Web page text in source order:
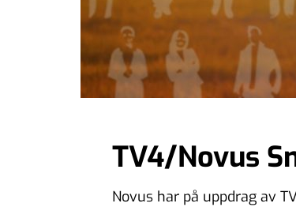
TV4/Novus
Novus har på uppdrag av